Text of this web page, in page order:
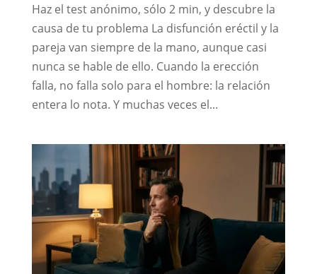
Haz el test anónimo, sólo 2 min, y descubre la
causa de tu problema La disfunción eréctil y la
pareja van siempre de la mano, aunque casi
nunca se hable de ello. Cuando la erección
falla, no falla solo para el hombre: la relación
entera lo nota. Y muchas veces el...